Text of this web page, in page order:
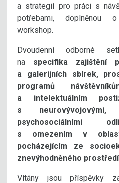
a strategií pro práci s
potřebami, doplněnou
workshop.
Dvoudenní odborné
na specifika zajištění
a galerijních sbírek,
programů
a intelektuálním
s
psychosociálními
s omezením v
pocházejícím ze
znevýhodněného prostředí
Vítány jsou příspěvky